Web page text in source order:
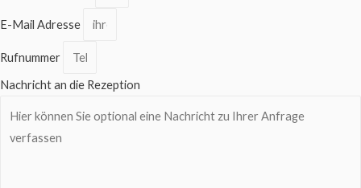
E-Mail Adresse
Rufnummer
Nachricht an die Rezeption